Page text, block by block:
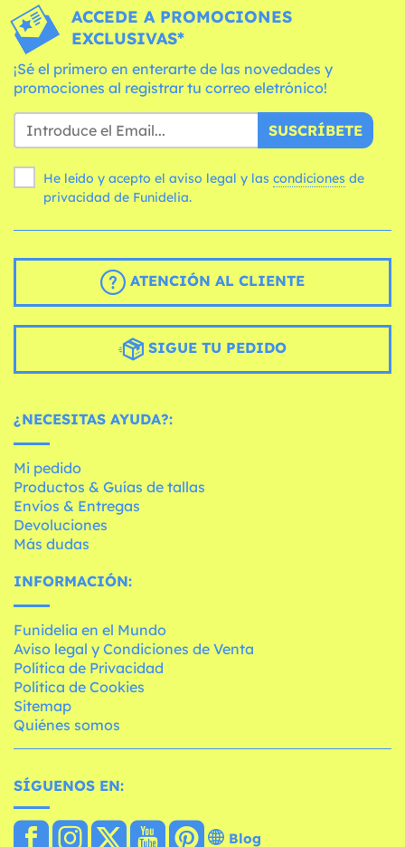
ACCEDE A PROMOCIONES
EXCLUSIVAS*
¡Sé el primero en enterarte de las novedades y
promociones al registrar tu correo eletrónico!
SUSCRÍBETE
He leído y acepto el aviso legal y las condiciones
privacidad de Funidelia.
ATENCIÓN AL CLIENTE
SIGUE TU PEDIDO
¿NECESITAS AYUDA?:
Mi pedido
Productos & Guías de tallas
Envíos & Entregas
Devoluciones
Más dudas
INFORMACIÓN:
Funidelia en el Mundo
Aviso legal y Condiciones de Venta
Política de Privacidad
Política de Cookies
Sitemap
Quiénes somos
SÍGUENOS EN:
Blog